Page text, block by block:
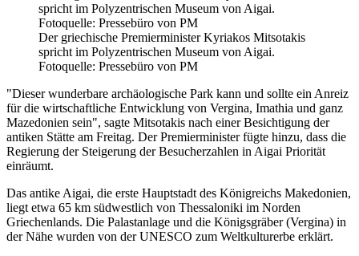
Der griechische Premierminister Kyriakos Mitsotakis
spricht im Polyzentrischen Museum von Aigai.
Fotoquelle: Pressebüro von PM
"Dieser wunderbare archäologische Park kann und sollte ein Anreiz
für die wirtschaftliche Entwicklung von Vergina, Imathia und ganz
Mazedonien sein", sagte Mitsotakis nach einer Besichtigung der
antiken Stätte am Freitag. Der Premierminister fügte hinzu, dass die
Regierung der Steigerung der Besucherzahlen in Aigai Priorität
einräumt.
Das antike Aigai, die erste Hauptstadt des Königreichs Makedonien,
liegt etwa 65 km südwestlich von Thessaloniki im Norden
Griechenlands. Die Palastanlage und die Königsgräber (Vergina) in
der Nähe wurden von der UNESCO zum Weltkulturerbe erklärt.